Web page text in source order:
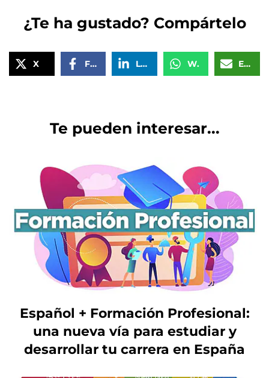
¿Te ha gustado? Compártelo
X Facebook LinkedIn WhatsApp Email
Te pueden interesar...
Español + Formación Profesional:
una nueva vía para estudiar y
desarrollar tu carrera en España